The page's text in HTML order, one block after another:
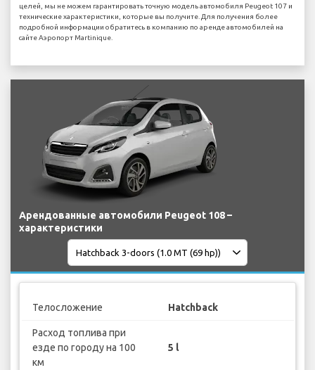
целей, мы не можем гарантировать точную модель автомобиля Peugeot 107 и
технические характеристики, которые вы получите. Для получения более
подробной информации обратитесь в компанию по аренде автомобилей на
сайте Аэропорт Martinique.
Арендованные автомобили Peugeot 108 –
характеристики
Телосложение Hatchback
Расход топлива при
езде по городу на 100
км
5 l